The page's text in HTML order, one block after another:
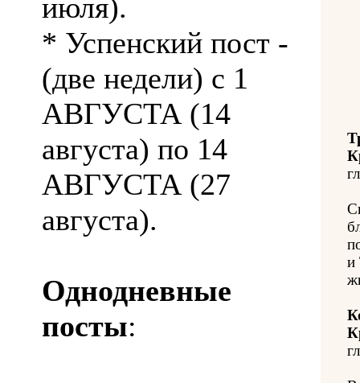
июля).
* Успенский пост -
(две недели) с 1
АВГУСТА (14
августа) по 14
АВГУСТА (27
августа).
Однодневные
посты:
и